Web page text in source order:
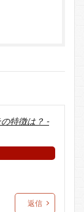
特徴は？ -
返信